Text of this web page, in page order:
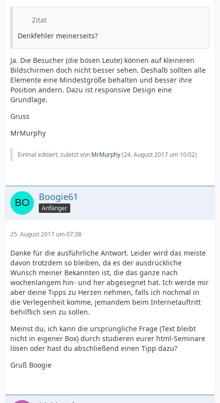
Zitat
Denkfehler meinerseits?
Ja. Die Besucher (die bösen Leute) können auf kleineren
Bildschirmen doch nicht besser sehen. Deshalb sollten alle
Elemente eine Mindestgröße behalten und besser ihre
Position ändern. Dazu ist responsive Design eine
Grundlage.
Gruss
MrMurphy
Einmal editiert, zuletzt von MrMurphy(24. August 2017 um 10:02)
Boogie61
Anfänger
25. August 2017 um 07:38
Danke für die ausführliche Antwort. Leider wird das meiste
davon trotzdem so bleiben, da es der ausdrückliche
Wunsch meiner Bekannten ist, die das ganze nach
wochenlangem hin- und her abgesegnet hat. Ich werde mir
aber deine Tipps zu Herzen nehmen, falls ich nochmal in
die Verlegenheit komme, jemandem beim Internetauftritt
behilflich sein zu sollen.
Meinst du, ich kann die ursprüngliche Frage (Text bleibt
nicht in eigener Box) durch studieren eurer html-Seminare
lösen oder hast du abschließend einen Tipp dazu?
Gruß Boogie